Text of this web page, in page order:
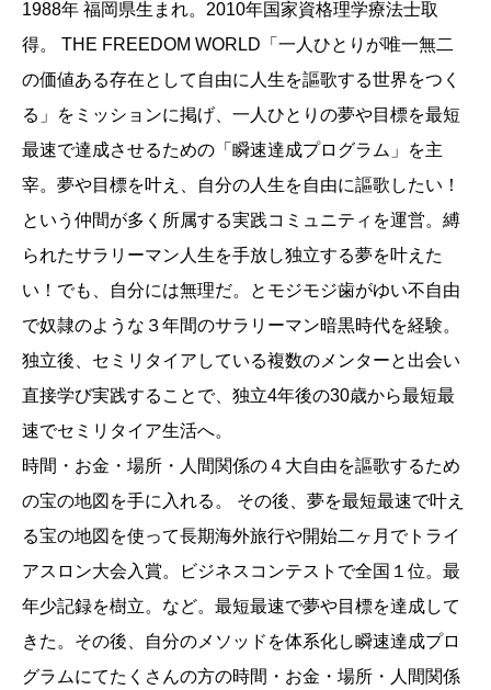
1988年 福岡県生まれ。2010年国家資格理学療法士取
得。 THE FREEDOM WORLD「一人ひとりが唯一無二
の価値ある存在として自由に人生を謳歌する世界をつく
る」をミッションに掲げ、一人ひとりの夢や目標を最短
最速で達成させるための「瞬速達成プログラム」を主
宰。夢や目標を叶え、自分の人生を自由に謳歌したい！
という仲間が多く所属する実践コミュニティを運営。縛
られたサラリーマン人生を手放し独立する夢を叶えた
い！でも、自分には無理だ。とモジモジ歯がゆい不自由
で奴隷のような３年間のサラリーマン暗黒時代を経験。
独立後、セミリタイアしている複数のメンターと出会い
直接学び実践することで、独立4年後の30歳から最短最
速でセミリタイア生活へ。
時間・お金・場所・人間関係の４大自由を謳歌するため
の宝の地図を手に入れる。 その後、夢を最短最速で叶え
る宝の地図を使って長期海外旅行や開始二ヶ月でトライ
アスロン大会入賞。ビジネスコンテストで全国１位。最
年少記録を樹立。など。最短最速で夢や目標を達成して
きた。その後、自分のメソッドを体系化し瞬速達成プロ
グラムにてたくさんの方の時間・お金・場所・人間関係